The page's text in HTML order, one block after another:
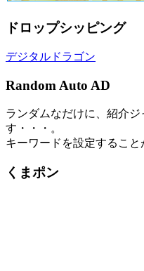
ドロップシッピング
デジタルドラゴン
Random Auto AD
ランダムなだけに、紹介
す・・・。
キーワードを設定すること
くまポン